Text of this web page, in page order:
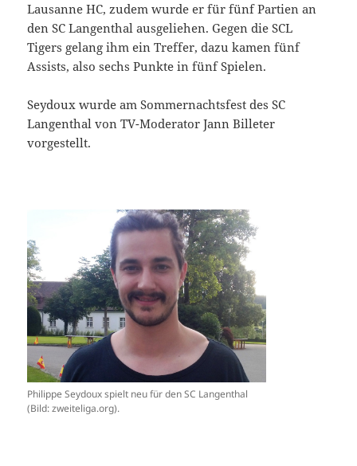
Lausanne HC, zudem wurde er für fünf Partien an
den SC Langenthal ausgeliehen. Gegen die SCL
Tigers gelang ihm ein Treffer, dazu kamen fünf
Assists, also sechs Punkte in fünf Spielen.
Seydoux wurde am Sommernachtsfest des SC
Langenthal von TV-Moderator Jann Billeter
vorgestellt.
Philippe Seydoux spielt neu für den SC Langenthal
(Bild: zweiteliga.org).